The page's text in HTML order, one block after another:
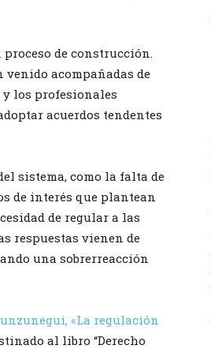
de construcción.
acompañadas de
los profesionales
acuerdos tendentes
sistema, como la falta de
de interés que plantean
de regular a las
respuestas vienen de
una sobrerreacción
«La regulación
al libro “Derecho